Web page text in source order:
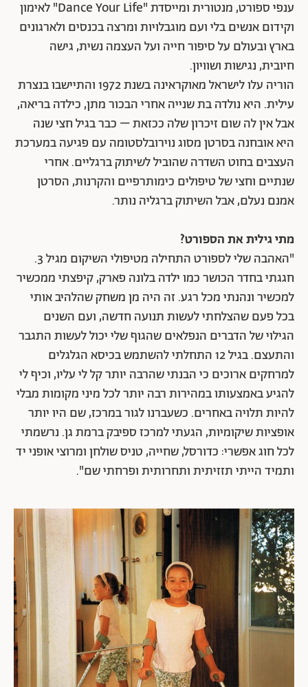
ענפי ספורט, מנטורית ומייסדת "Dance Your Life" לאימון
וקידום אנשים בלי ועם מוגבלויות ומרצה בכנסים ולארגונים
בארץ ובעולם על סיפור חייה ועל העצמה נשית, גישה
חיובית, נגישות ושוויון.
הוריה עלו לישראל מאוקראינה בשנת 1972 והתיישבו בנצרת
עילית. היא נולדה בת שנייה אחרי הבכור מתן, כילדה בריאה,
אבל אין לה שום זיכרון שלה ככזאת – כבר בגיל חצי שנה
היא אובחנה בסרטן מסוג נוירובלסטומה עם פגיעה במערכת
העצבים בחוט השדרה שהוביל לשיתוק ברגליים. אחרי
שנתיים וחצי של טיפולים כימותרפיים והקרנות, הסרטן
אמנם נעלם, אבל השיתוק ברגליה נותר.
מתי גילית את הספורט?
"האהבה שלי לספורט התחילה מטיפולי השיקום מגיל 3.
חגגתי בחדר הכושר כמו ילדה בלונה פארק, קיפצתי ממכשיר
למכשיר ונהנתי מכל רגע. זה היה מן משחק שהלהיב אותי
בכל פעם שהצלחתי לעשות תנועה חדשה, ועם השנים
הגילוי של הדברים הנפלאים שהגוף שלי יכול לעשות התגבר
והתעצם. בגיל 12 התחלתי להשתמש בכיסא הגלגלים
למרחקים ארוכים כי הבנתי שהרבה יותר קל לי עליו, וכיף לי
להגיע באמצעותו במהירות רבה יותר לכל מיני מקומות מבלי
להיות תלויה באחרים. כשעברנו לגור במרכז, שם היו יותר
אופציות שיקומיות, הגעתי למרכז ספיבק ברמת גן. נרשמתי
לכל חוג אפשרי: כדורסל, שחייה, טניס שולחן ומרוצי אופני יד
ותמיד הייתי תזזיתית ותחרותית ופרחתי שם".